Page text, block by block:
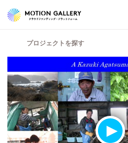
プロジェクトを探す